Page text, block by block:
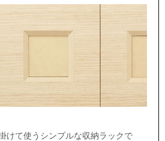
けて使うシンプルな収納ラックで